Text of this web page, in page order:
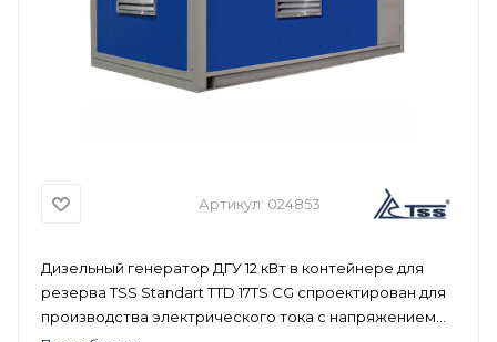
Артикул: 024853
Дизельный генератор ДГУ 12 кВт в контейнере для
резерва TSS Standart TTD 17TS CG спроектирован для
производства электрического тока с напряжением